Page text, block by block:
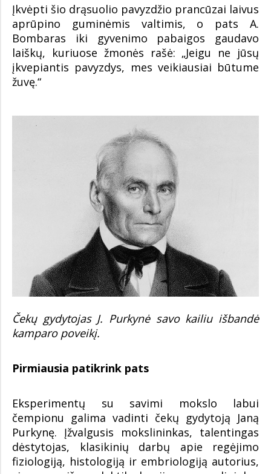
Įkvėpti šio drąsuolio pavyzdžio prancūzai laivus
aprūpino guminėmis valtimis, o pats A.
Bombaras iki gyvenimo pabaigos gaudavo
laiškų, kuriuose žmonės rašė: „Jeigu ne jūsų
įkvepiantis pavyzdys, mes veikiausiai būtume
žuvę.“
Čekų gydytojas J. Purkynė savo kailiu išbandė
kamparo poveikį.
Pirmiausia patikrink pats
Eksperimentų su savimi mokslo labui
čempionu galima vadinti čekų gydytoją Janą
Purkynę. Įžvalgusis mokslininkas, talentingas
dėstytojas, klasikinių darbų apie regėjimo
fiziologiją, histologiją ir embriologiją autorius,